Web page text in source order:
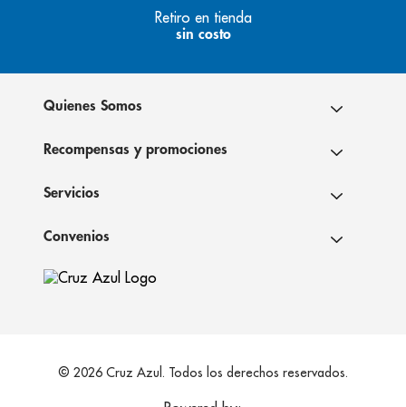
Retiro en tienda
sin costo
Quienes Somos
Recompensas y promociones
Servicios
Convenios
© 2026 Cruz Azul. Todos los derechos reservados.